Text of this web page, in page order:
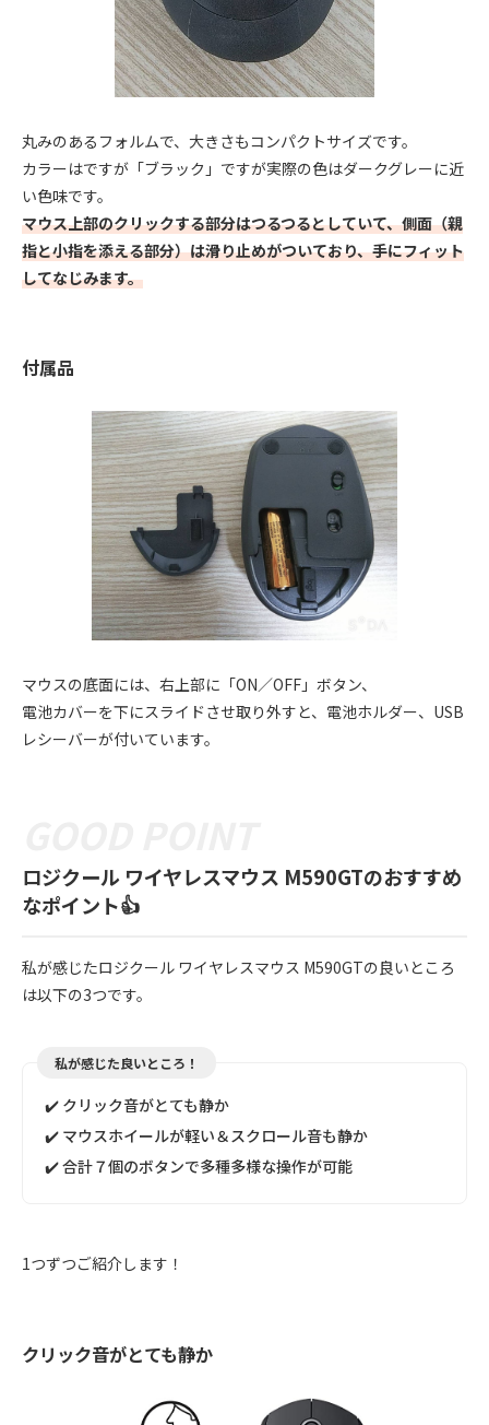
丸みのあるフォルムで、大きさもコンパクトサイズです。
カラーはですが「ブラック」ですが実際の色はダークグレーに近
い色味です。
マウス上部のクリックする部分はつるつるとしていて、側面（親
指と小指を添える部分）は滑り止めがついており、手にフィット
してなじみます。
付属品
マウスの底面には、右上部に「ON／OFF」ボタン、
電池カバーを下にスライドさせ取り外すと、電池ホルダー、USB
レシーバーが付いています。
ロジクール ワイヤレスマウス M590GTのおすすめ
なポイント👍
私が感じたロジクール ワイヤレスマウス M590GTの良いところ
は以下の3つです。
私が感じた良いところ！
✔️ クリック音がとても静か
✔️ マウスホイールが軽い＆スクロール音も静か
✔️ 合計７個のボタンで多種多様な操作が可能
1つずつご紹介します！
クリック音がとても静か